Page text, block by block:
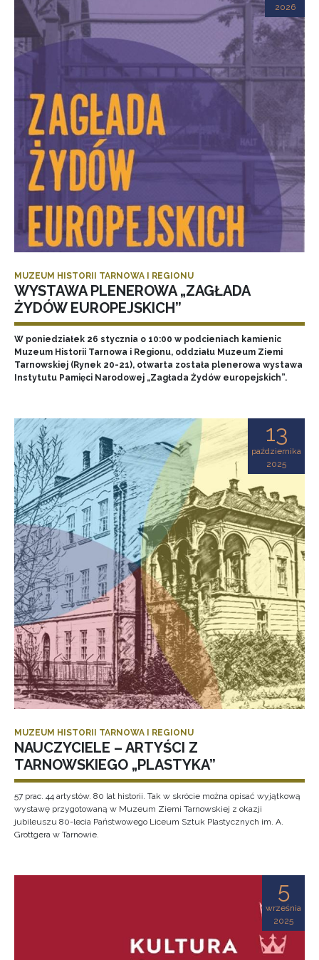
2026
MUZEUM HISTORII TARNOWA I REGIONU
WYSTAWA PLENEROWA „ZAGŁADA
ŻYDÓW EUROPEJSKICH”
W poniedziałek 26 stycznia o 10:00 w podcieniach kamienic
Muzeum Historii Tarnowa i Regionu, oddziału Muzeum Ziemi
Tarnowskiej (Rynek 20-21), otwarta została plenerowa wystawa
Instytutu Pamięci Narodowej „Zagłada Żydów europejskich”.
13
października
2025
MUZEUM HISTORII TARNOWA I REGIONU
NAUCZYCIELE – ARTYŚCI Z
TARNOWSKIEGO „PLASTYKA”
57 prac. 44 artystów. 80 lat historii. Tak w skrócie można opisać wyjątkową
wystawę przygotowaną w Muzeum Ziemi Tarnowskiej z okazji
jubileuszu 80-lecia Państwowego Liceum Sztuk Plastycznych im. A.
Grottgera w Tarnowie.
5
września
2025